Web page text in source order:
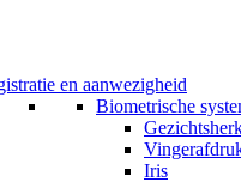
en aanwezigheid
Biometrische
Iris